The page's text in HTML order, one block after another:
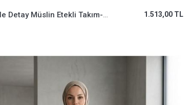
Omuz Pile Detay Müslin Etekli Takım-Ekru 1.513,00 TL